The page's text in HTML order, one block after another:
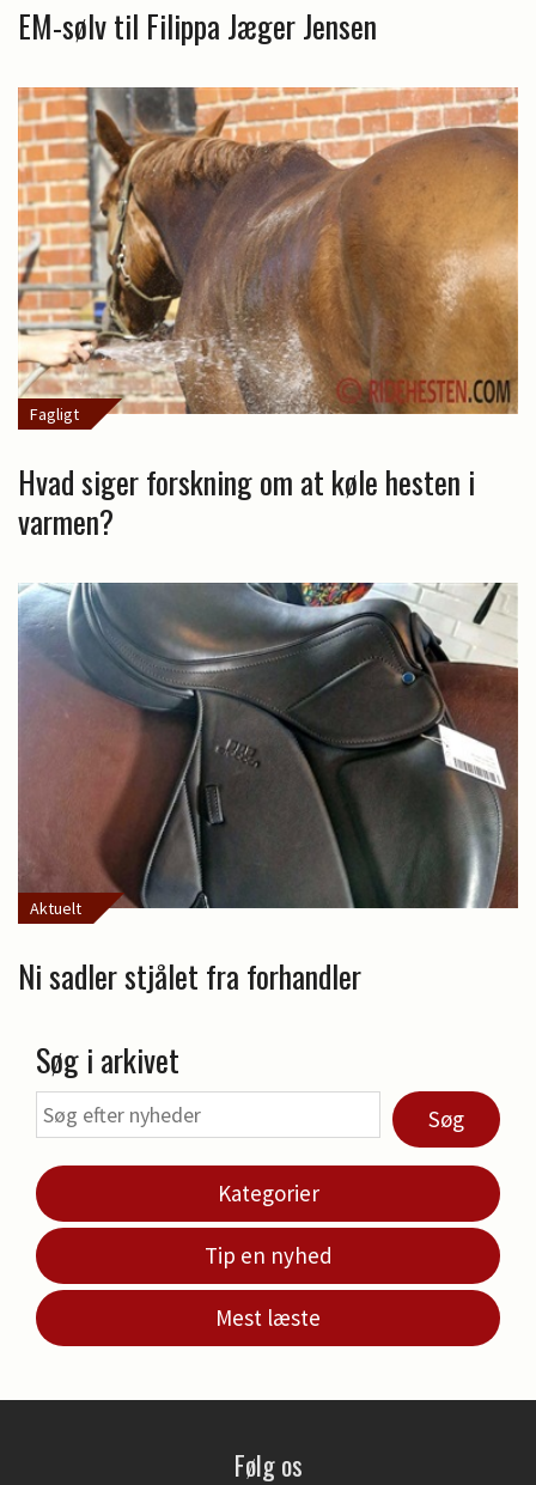
EM-sølv til Filippa Jæger Jensen
Fagligt
Hvad siger forskning om at køle hesten i
varmen?
Aktuelt
Ni sadler stjålet fra forhandler
Søg i arkivet
Søg
Kategorier
Tip en nyhed
Mest læste
Følg os